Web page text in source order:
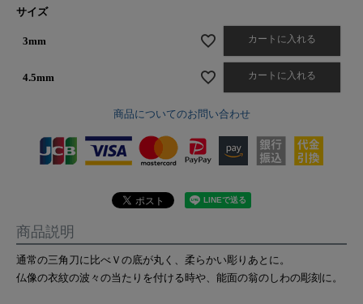
サイズ
3mm カートに入れる
4.5mm カートに入れる
商品についてのお問い合わせ
商品説明
通常の三角刀に比べＶの底が丸く、柔らかい彫りあとに。
仏像の衣紋の波々の当たりを付ける時や、能面の翁のしわの彫刻に。